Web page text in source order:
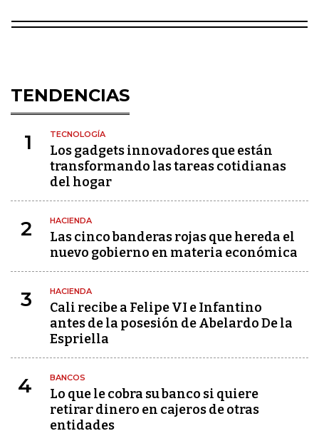
TENDENCIAS
1 TECNOLOGÍA
Los gadgets innovadores que están
transformando las tareas cotidianas
del hogar
2 HACIENDA
Las cinco banderas rojas que hereda el
nuevo gobierno en materia económica
3 HACIENDA
Cali recibe a Felipe VI e Infantino
antes de la posesión de Abelardo De la
Espriella
4 BANCOS
Lo que le cobra su banco si quiere
retirar dinero en cajeros de otras
entidades